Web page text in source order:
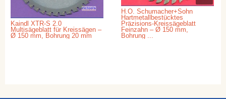
Kaindl XTR-S 2.0
Multisägeblatt für Kreissägen –
Ø 150 mm, Bohrung 20 mm
H.O. Schumacher+Sohn
Hartmetallbestücktes
Präzisions-Kreissägeblatt
Feinzahn – Ø 150 mm,
Bohrung ...